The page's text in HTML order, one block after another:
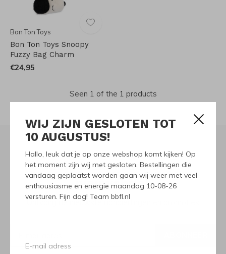
WIJ ZIJN GESLOTEN TOT
10 AUGUSTUS!
Hallo, leuk dat je op onze webshop komt kijken! Op
het moment zijn wij met gesloten. Bestellingen die
vandaag geplaatst worden gaan wij weer met veel
enthousiasme en energie maandag 10-08-26
versturen. Fijn dag! Team bbfl.nl
Bon Ton Toys
Bon Ton Toys Snoopy
Fuzzy Bag Charm
€24,95
Seen 1 of the 1 products
Meld je aan voor onze
nieuwsbrief
Ontvang de nieuwste aanbiedingen en promoties